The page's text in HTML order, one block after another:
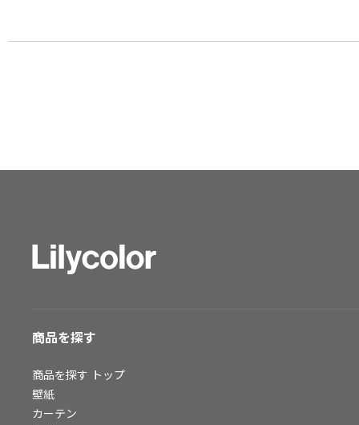
大阪ショールーム
仙台ショールーム
お客様サポート
お客様サポート トップ
資料ダウンロード
画像ダウンロード
商品を探す
商品を探す トップ
壁紙
カーテン